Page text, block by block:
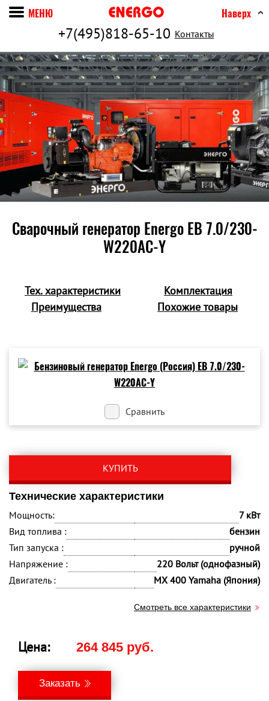
+7(495)818-65-10 Контакты
МЕНЮ Наверх
Сварочный генератор Energo EB 7.0/230-
W220АC-Y
Тех. характеристики
Комплектация
Преимущества
Похожие товары
Сравнить
КУПИТЬ
Технические характеристики
Мощность:
7 кВт
Вид топлива :
бензин
Тип запуска :
ручной
Напряжение :
220 Вольт (однофазный)
Двигатель :
MX 400 Yamaha (Япония)
Смотреть все характеристики
Цена: 264 845 руб.
Заказать